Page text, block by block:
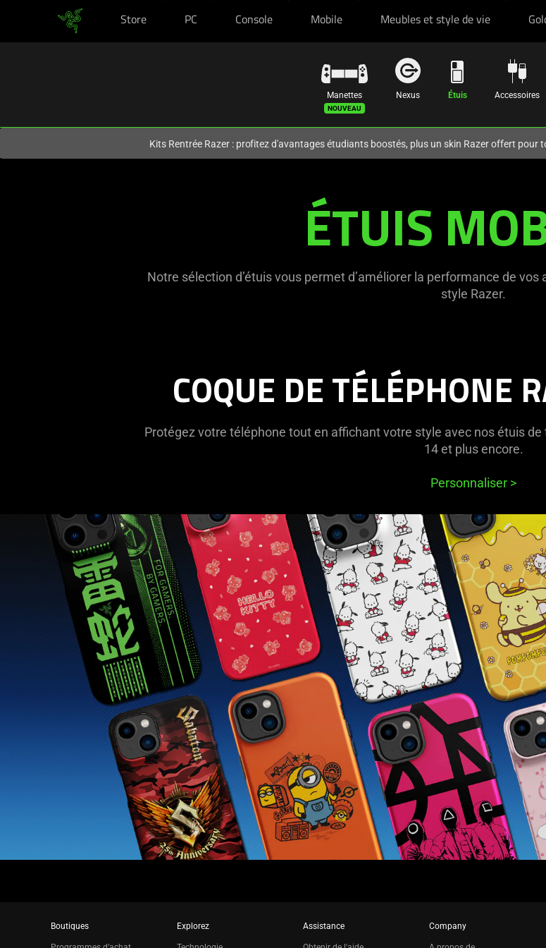
Store PC Console Mobile Meubles et style de vie
Manettes Nexus Étuis Accessoires
Kits Rentrée Razer : profitez d'avantages étudiants boostés, plus un skin Razer offert pour
Samsung
ÉTUIS
Notre sélection d’étuis vous permet d’améliorer la performance de
style Razer.
COQUE DE TÉLÉPHONE
Protégez votre téléphone tout en affichant votre style avec nos étuis
14 et plus encore.
Personnaliser >
Boutiques Explorez Assistance Company